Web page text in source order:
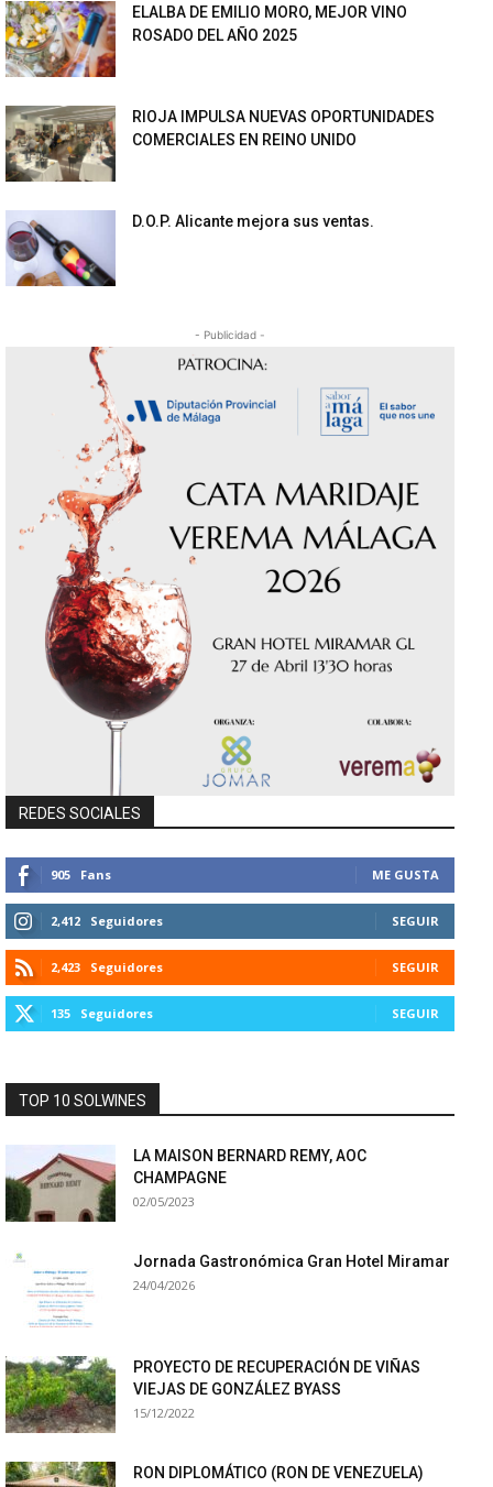
ELALBA DE EMILIO MORO, MEJOR VINO
ROSADO DEL AÑO 2025
RIOJA IMPULSA NUEVAS OPORTUNIDADES
COMERCIALES EN REINO UNIDO
D.O.P. Alicante mejora sus ventas.
- Publicidad -
REDES SOCIALES
905 Fans ME GUSTA
2,412 Seguidores SEGUIR
2,423 Seguidores SEGUIR
135 Seguidores SEGUIR
TOP 10 SOLWINES
LA MAISON BERNARD REMY, AOC
CHAMPAGNE
02/05/2023
Jornada Gastronómica Gran Hotel Miramar
24/04/2026
PROYECTO DE RECUPERACIÓN DE VIÑAS
VIEJAS DE GONZÁLEZ BYASS
15/12/2022
RON DIPLOMÁTICO (RON DE VENEZUELA)